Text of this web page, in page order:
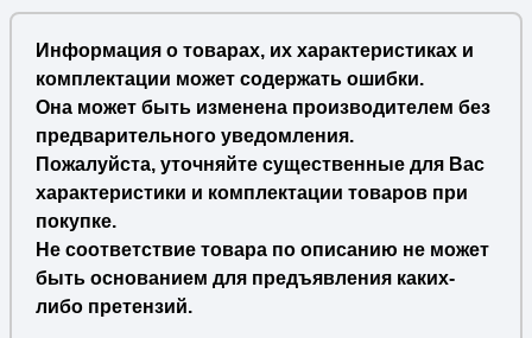
Информация о товарах, их характеристиках и
комплектации может содержать ошибки.
Она может быть изменена производителем без
предварительного уведомления.
Пожалуйста, уточняйте существенные для Вас
характеристики и комплектации товаров при
покупке.
Не соответствие товара по описанию не может
быть основанием для предъявления каких-
либо претензий.